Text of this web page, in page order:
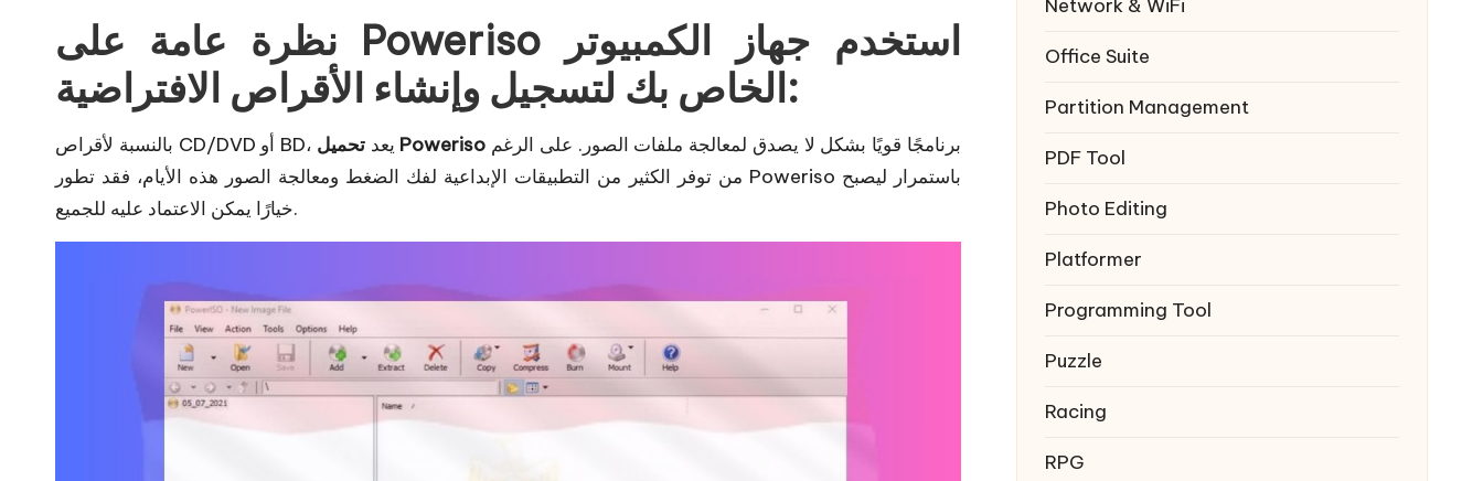
نظرة عامة على Poweriso استخدم جهاز الكمبيوتر
الخاص بك لتسجيل وإنشاء الأقراص الافتراضية:
بالنسبة لأقراص CD/DVD أو BD، يعد تحميل Poweriso
من توفر الكثير من التطبيقات الإبداعية لفك الضغط ومعالجة الصور هذه الأيام، فقد تطور Poweriso باستمرار ليصبح
خيارًا يمكن الاعتماد عليه للجميع.
Network & WiFi
Office Suite
Partition Management
PDF Tool
Photo Editing
Platformer
Programming Tool
Puzzle
Racing
RPG